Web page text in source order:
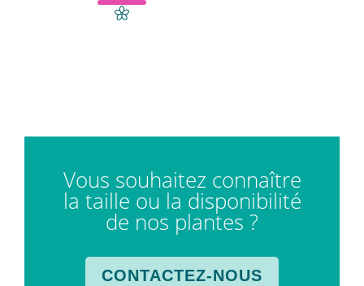
Vous souhaitez connaître
la taille ou la disponibilité
de nos plantes ?
CONTACTEZ-NOUS